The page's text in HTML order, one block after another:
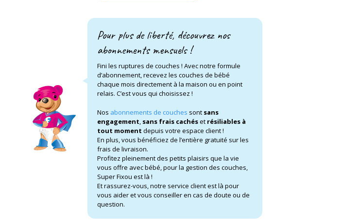
Pour plus de liberté, découvrez nos
abonnements mensuels !
Fini les ruptures de couches ! Avec notre formule
d’abonnement, recevez les couches de bébé
chaque mois directement à la maison ou en point
relais. C’est vous qui choisissez !
Nos abonnements de couches sont sans
engagement sans frais cachéset résiliables à
tout moment depuis votre espace client !
En plus, vous bénéficiez de l’entière gratuité sur les
frais de livraison.
Profitez pleinement des petits plaisirs que la vie
vous offre avec bébé, pour la gestion des couches,
Super Fixou est là !
Et rassurez-vous, notre service client est là pour
vous aider et vous conseiller en cas de doute ou de
question.